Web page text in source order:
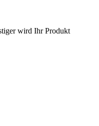
wird Ihr Produkt